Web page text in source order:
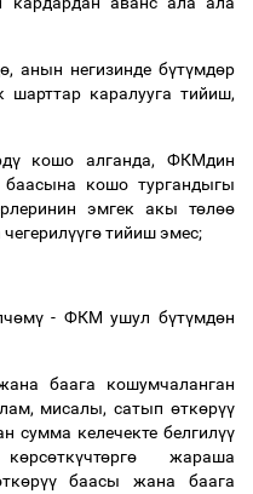
ө, анын негизинде бүтүмдөр
шарттар каралууга тийиш,
ү кошо алганда,ФКМдин
баасына кошо тургандыгы
эмгек акы төлөө
чегерилүүгөтийишэмес;
өмү- ФКМ ушул бүтүмдөн
баага
кошумчаланган
, мисалы,сатып өткөрүү
сумма келечекте белгилүү
көрсөткүчтөргө
жараша
ткөрүү баасы жана
баага